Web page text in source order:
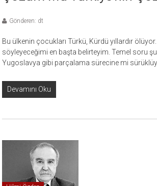
Gönderen: dt
Bu ülkenin çocukları Türkü, Kürdü yıllardır
söyleyeceğimi en başta belirteyim. Temel soru şu
Yugoslavya gibi parçalama sürecine mi
Devamını Oku